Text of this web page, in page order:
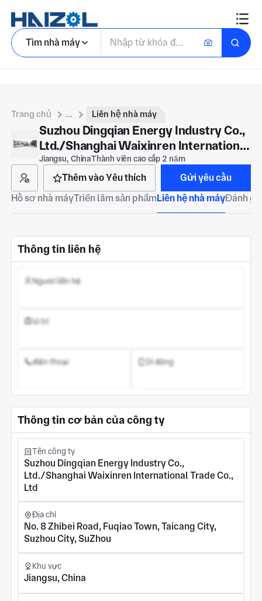
Tìm nhà máy
Trang chủ ... Liên hệ nhà máy
Suzhou Dingqian Energy Industry Co.,
Ltd./Shanghai Waixinren International
Trade Co., Ltd
Jiangsu, ChinaThành viên cao cấp 2 năm
Thêm vào Yêu thích
Gửi yêu cầu
Hồ sơ nhà máyTriển lãm sản phẩmLiên hệ nhà máyĐánh
Thông tin liên hệ
Người liên hệ
Vị trí
điện thoại Di động
Đăng ký tài khoản
Thông tin cơ bản của công ty
Tên công ty
Suzhou Dingqian Energy Industry Co.,
Ltd./Shanghai Waixinren International Trade Co.,
Ltd
Địa chỉ
No. 8 Zhibei Road, Fuqiao Town, Taicang City,
Suzhou City, SuZhou
Khu vực
Jiangsu, China